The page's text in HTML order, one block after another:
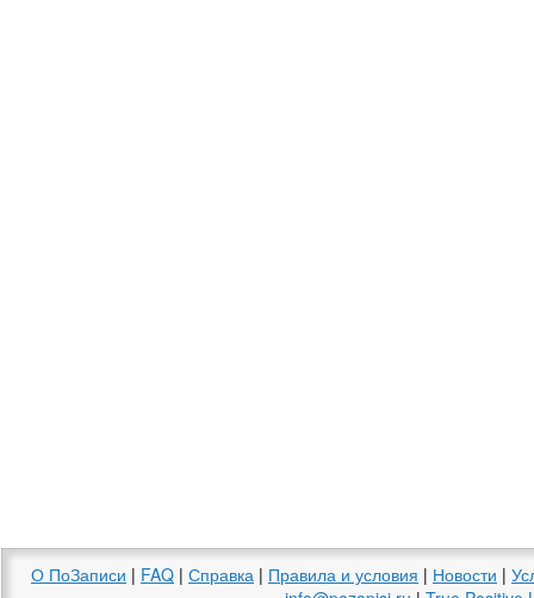
О ПоЗаписи | FAQ | Справка | Правила и условия | Новости |